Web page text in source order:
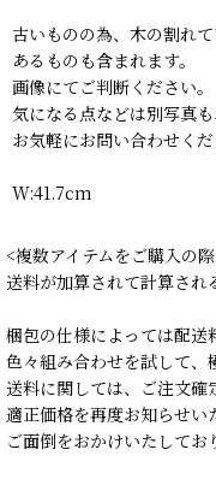
古いものの為、木の割れ
あるものも含まれます。
画像にてご判断ください。
気になる点などは別写真
お気軽にお問い合わせくだ
W:41.7cm
<複数アイテムをご購入の
送料が加算されて計算され
梱包の仕様によっては配送
色々組み合わせを試して、
送料に関しては、ご注文確
適正価格を再度お知らせい
ご面倒をおかけいたしてお